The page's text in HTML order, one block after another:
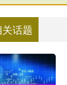
话题